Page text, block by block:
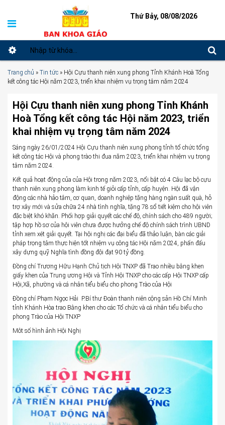
Thứ Bảy, 08/08/2026
Trang chủ » Tin tức » Hội Cựu thanh niên xung phong Tỉnh Khánh Hoà Tổng
kết công tác Hội năm 2023, triển khai nhiệm vụ trọng tâm năm 2024
Hội Cựu thanh niên xung phong Tỉnh Khánh
Hoà Tổng kết công tác Hội năm 2023, triển
khai nhiệm vụ trọng tâm năm 2024
Sáng ngày 26/01/2024 Hội Cựu thanh niên xung phong tỉnh tổ chức tổng
kết công tác Hội và phong trào thi đua năm 2023, triển khai nhiệm vụ trọng
tâm năm 2024.
Kết quả hoạt động của của Hội trong năm 2023, nổi bật có 4 Câu lạc bộ cựu
thanh niên xung phong làm kinh tế giỏi cấp tỉnh, cấp huyện. Hội đã vận
động các nhà hảo tâm, cơ quan, doanh nghiệp tặng hàng ngàn suất quà, hỗ
trợ xây mới và sửa chữa 24 nhà tình nghĩa, tặng 78 sổ tiết kiệm cho hội viên
đặc biệt khó khăn. Phối hợp giải quyết các chế độ, chính sách cho 489 người;
tập hợp hồ sơ của hội viên chưa được hưởng chế độ chính sách trình UBND
tỉnh xem xét giải quyết. Tại hội nghị các đại biểu đã thảo luận, bàn các giải
pháp trọng tâm thực hiện tốt nhiệm vụ công tác Hội năm 2024, phấn đấu
xây dựng quỹ Nghĩa tình đồng đội đạt 90 tỷ đồng.
Đồng chí Trương Hữu Hạnh Chủ tịch Hội TNXP đã Trao nhiều bằng khen
giấy khen của Trung ương Hội và Tỉnh Hội TNXP cho các cấp Hội TNXP cấp
Hội,Xã, phường và cá nhân tiểu biểu cho phong Trào của Hội
Đồng chí Phạm Ngọc Hải P.Bí thư Đoàn thanh niên cộng sản Hồ Chí Minh
tỉnh Khánh Hòa trao Bằng khen cho các Tổ chức và cá nhân tiểu biểu cho
phong Trào của Hội TNXP
Môt số hình ảnh Hội Nghị